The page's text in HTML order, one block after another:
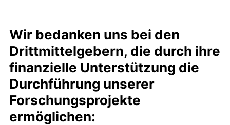
Wir bedanken uns bei den
Drittmittelgebern, die durch ihre
finanzielle Unterstützung die
Durchführung unserer
Forschungsprojekte
ermöglichen: